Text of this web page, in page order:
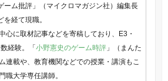
ーム批評」（マイクロマガジン社）編集長
を経て現職。
心に取材記事などを寄稿しており、E3・
経験。「小野憲史のゲーム時評」（まんた
連載や、教育機関などでの授業・講演もこ
職大学専任講師。